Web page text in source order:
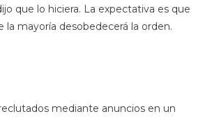
que lo hiciera. La expectativa es que
mayoría desobedecerá la orden.
mediante anuncios en un